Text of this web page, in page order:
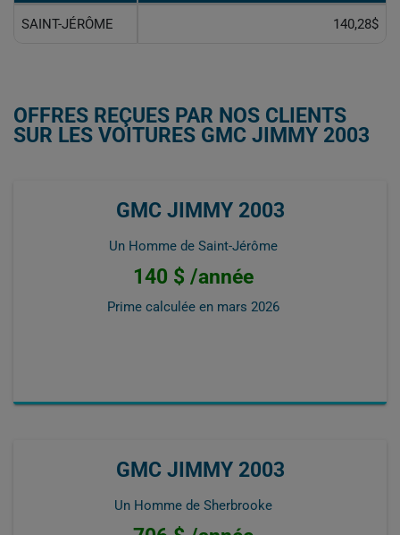
SAINT-JÉRÔME 140,28$
OFFRES REÇUES PAR NOS CLIENTS
SUR LES VOITURES GMC JIMMY 2003
GMC JIMMY 2003
Un Homme de Saint-Jérôme
140 $ /année
Prime calculée en mars 2026
GMC JIMMY 2003
Un Homme de Sherbrooke